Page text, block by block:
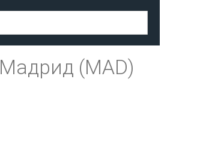
Мадрид (MAD)